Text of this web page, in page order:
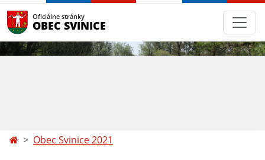
Oficiálne stránky
OBEC SVINICE
Obec Svinice 2021